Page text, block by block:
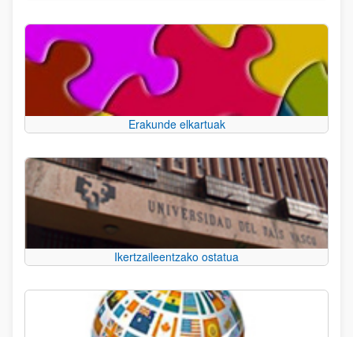
Erakunde elkartuak
Ikertzaileentzako ostatua